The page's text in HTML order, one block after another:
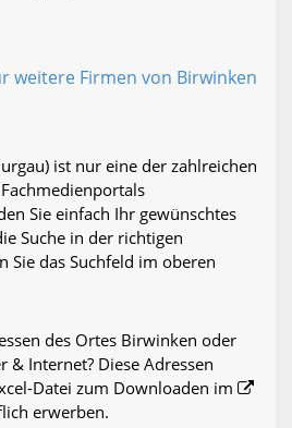
weitere Firmen von Birwinken
ist nur eine der zahlreichen
Sie einfach Ihr gewünschtes
Suche in der richtigen
Sie das Suchfeld im oberen
des Ortes Birwinken oder
& Internet? Diese Adressen
Datei zum Downloaden im
erwerben.